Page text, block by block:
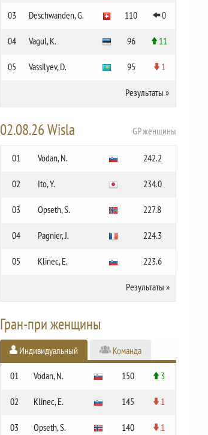
03 Deschwanden, G. 110 0
04 Vagul, K. 96 11
05 Vassilyev, D. 95 1
Результаты »
02.08.26 Wisla GP женщины
01 Vodan, N. 242.2
02 Ito, Y. 234.0
03 Opseth, S. 227.8
04 Pagnier, J. 224.3
05 Klinec, E. 223.6
Результаты »
Гран-при женщины
Индивидуальный Команда
01 Vodan, N. 150 3
02 Klinec, E. 145 1
03 Opseth, S. 140 1